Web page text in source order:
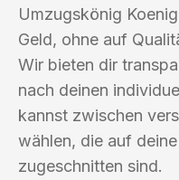
Umzugskönig
Geld, ohne auf
Wir bieten dir
nach deinen
kannst zwischen
wählen, die auf
zugeschnitten sind.